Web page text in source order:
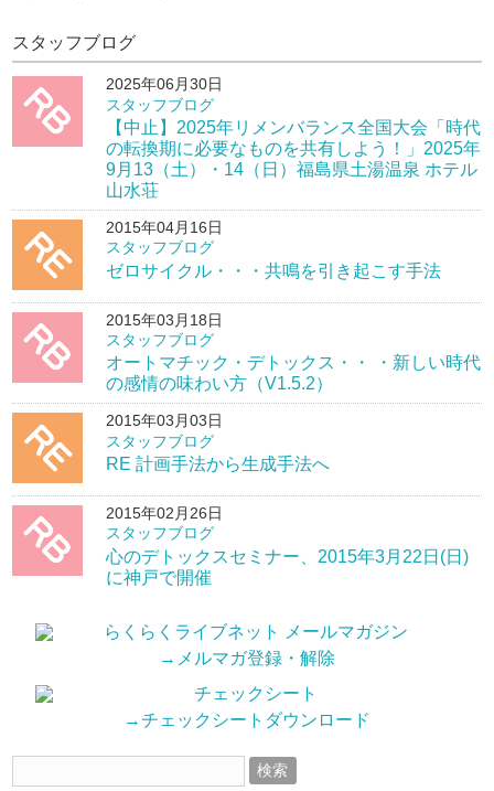
スタッフブログ
2025年06月30日
スタッフブログ
【中止】2025年リメンバランス全国大会「時代
の転換期に必要なものを共有しよう！」2025年
9月13（土）・14（日）福島県土湯温泉 ホテル
山水荘
2015年04月16日
スタッフブログ
ゼロサイクル・・・共鳴を引き起こす手法
2015年03月18日
スタッフブログ
オートマチック・デトックス・・ ・新しい時代
の感情の味わい方（V1.5.2）
2015年03月03日
スタッフブログ
RE 計画手法から生成手法へ
2015年02月26日
スタッフブログ
心のデトックスセミナー、2015年3月22日(日)
に神戸で開催
→メルマガ登録・解除
→チェックシートダウンロード